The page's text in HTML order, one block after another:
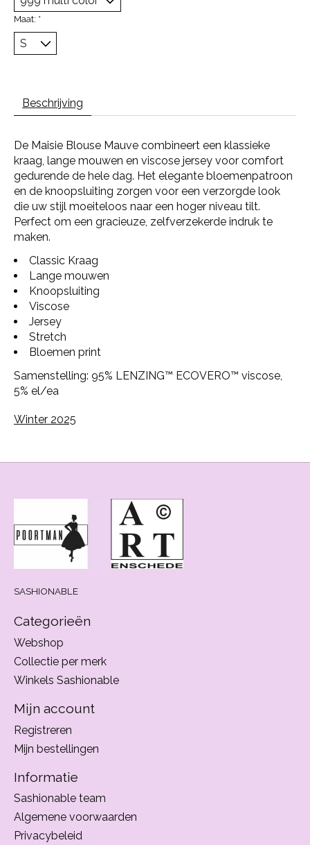
Maat: *
Beschrijving
De Maisie Blouse Mauve combineert een klassieke
kraag, lange mouwen en viscose jersey voor comfort
gedurende de hele dag. Het elegante bloemenpatroon
en de knoopsluiting zorgen voor een verzorgde look
die uw stijl moeiteloos naar een hoger niveau tilt.
Perfect om een gracieuze, zelfverzekerde indruk te
maken.
Classic Kraag
Lange mouwen
Knoopsluiting
Viscose
Jersey
Stretch
Bloemen print
Samenstelling: 95% LENZING™ ECOVERO™ viscose,
5% el/ea
Winter 2025
SASHIONABLE
Categorieën
Webshop
Collectie per merk
Winkels Sashionable
Mijn account
Registreren
Mijn bestellingen
Informatie
Sashionable team
Algemene voorwaarden
Privacybeleid